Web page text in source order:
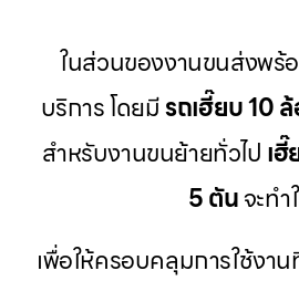
ในส่วนของงานขนส่งพร้
บริการ โดยมีรถเฮี๊ยบ 10 ล้
สำหรับงานขนย้ายทั่วไป เ
5 ตันจะทำ
เพื่อให้ครอบคลุมการใช้งา